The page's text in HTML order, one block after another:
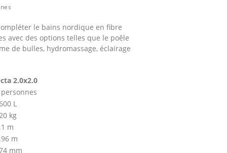
le bains nordique en fibre
avec des options telles que le poêle
de bulles, hydromassage, éclairage
2.0x2.0
L
kg
m
m
mm